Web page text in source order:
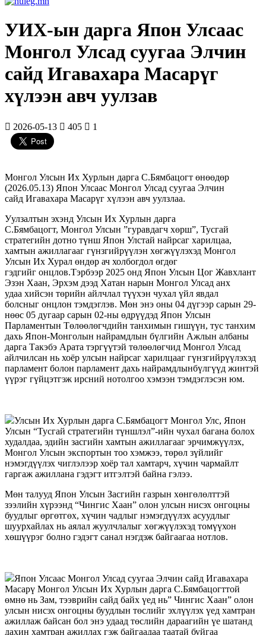
УИХ-ын дарга Япон Улсаас
Монгол Улсад суугаа Элчин
сайд Игавахара Масарүг
хүлээн авч уулзав
2026-05-13 405 1
Монгол Улсын Их Хурлын дарга С.Бямбацогт өнөөдөр
(2026.05.13) Япон Улсаас Монгол Улсад суугаа Элчин
сайд Игавахара Масарүг хүлээн авч уулзлаа.
Уулзалтын эхэнд Улсын Их Хурлын дарга
С.Бямбацогт, Монгол Улсын ”гуравдагч хөрш”, Тусгай
стратегийн дотно түнш Япон Улстай найрсаг харилцаа,
хамтын ажиллагааг гүнзгийрүүлэн хөгжүүлэхэд Монгол
Улсын Их Хурал өндөр ач холбогдол өгдөг
гэдгийг онцлов.Тэрбээр 2025 онд Япон Улсын Цог Жавхлант
Эзэн Хаан, Эрхэм дээд Хатан нарын Монгол Улсад анх
удаа хийсэн төрийн айлчлал түүхэн чухал үйл явдал
болсныг онцлон тэмдэглэв. Мөн энэ оны 04 дүгээр сарын 29-
нөөс 05 дугаар сарын 02-ны өдрүүдэд Япон Улсын
Парламентын Төлөөлөгчдийн танхимын гишүүн, тус танхим
дахь Япон-Монголын найрамдлын бүлгийн Ажлын албаны
дарга Такэбэ Арата тэргүүтэй төлөөлөгчид Монгол Улсад
айлчилсан нь хоёр улсын найрсаг харилцааг гүнзгийрүүлэхэд
парламент болон парламент дахь найрамдлынбүлгүүд жинтэй
үүрэг гүйцэтгэж ирсний нотолгоо хэмээн тэмдэглэсэн юм.
Улсын Их Хурлын дарга С.Бямбацогт Монгол Улс, Япон
Улсын “Тусгай стратегийн түншлэл”-ийн чухал багана болох
худалдаа, эдийн засгийн хамтын ажиллагааг эрчимжүүлэх,
Монгол Улсын экспортын тоо хэмжээ, төрөл зүйлийг
нэмэгдүүлэх чиглэлээр хоёр тал хамтарч, хүчин чармайлт
гаргаж ажиллана гэдэгт итгэлтэй байна гэлээ.
Мөн талууд Япон Улсын Засгийн газрын хөнгөлөлттэй
зээлийн хүрээнд “Чингис Хаан” олон улсын нисэх онгоцны
буудлыг өргөтгөх, хүчин чадлыг нэмэгдүүлэх асуудлыг
шуурхайлах нь аялал жуулчлалыг хөгжүүлэхэд томүүхон
хөшүүрэг болно гэдэгт санал нэгдэж байгаагаа нотлов.
Япон Улсаас Монгол Улсад суугаа Элчин сайд Игавахара
Масарү Монгол Улсын Их Хурлын дарга С.Бямбацогттой
өмнө нь Зам, тээврийн сайд байх үед нь” Чингис Хаан” олон
улсын нисэх онгоцны буудлын төслийг эхлүүлэх үед хамтран
ажиллаж байсан бол энэ удаад төслийн дараагийн үе шатанд
дахин хамтран ажиллах гэж байгаадаа таатай буйгаа